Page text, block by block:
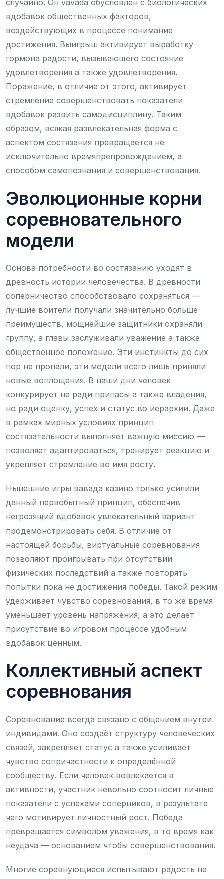
вдобавок общественных факторов,
воздействующих в процессе понимание
достижения. Выигрыш активирует выработку
гормона радости, вызывающего состояние
удовлетворения а также удовлетворения.
Поражение, в отличие от этого, активирует
стремление совершенствовать показатели
вдобавок развить самодисциплину. Таким
образом, всякая развлекательная форма с
аспектом состязания превращается не
исключительно времяпрепровождением, а
способом самопознания и совершенствования.
Эволюционные корни
соревновательного
модели
Основа потребности во состязанию уходят в
древность истории человечества. В древности
соперничество способствовало сохраняться —
лучшие воители получали значительно больше
преимуществ, мощнейшие защитники охраняли
группу, а главы заслуживали уважение а также
общественное положение. Эти инстинкты до сих
пор не пропали, эти модели всего лишь приняли
новые воплощения. В наши дни человек
конкурирует не ради припасы а также владения,
но ради оценку, успех и статус во иерархии. Даже
в рамках мирных условиях принцип
состязательности выполняет важную миссию —
позволяет адаптироваться, тренирует реакцию и
укрепляет стремление во имя росту.
Нынешние игры вавада казино только усилили
данный первобытный принцип, обеспечив
негрозящий вдобавок увлекательный вариант
продемонстрировать себя. В отличие от
настоящей борьбы, виртуальные соревнования
позволяют проигрывать при отсутствии
физических последствий а также повторять
попытки пока не достижения победы. Такой режим
удерживает чувство соревнования, в то же время
уменьшает уровень напряжения, а это делает
присутствие во игровом процессе удобным
вдобавок ценным.
Коллективный аспект
соревнования
Соревнование всегда связано с общением внутри
индивидами. Оно создаёт структуру человеческих
связей, закрепляет статус а также усиливает
чувство сопричастности к определённой
сообществу. Если человек вовлекается в
активности, участник невольно соотносит личные
показатели с успехами соперников, в результате
чего мотивирует личностный рост. Победа
превращается символом уважения, в то время как
неудача — основанием чтобы совершенствования.
Многие соревнующиеся испытывают радость не